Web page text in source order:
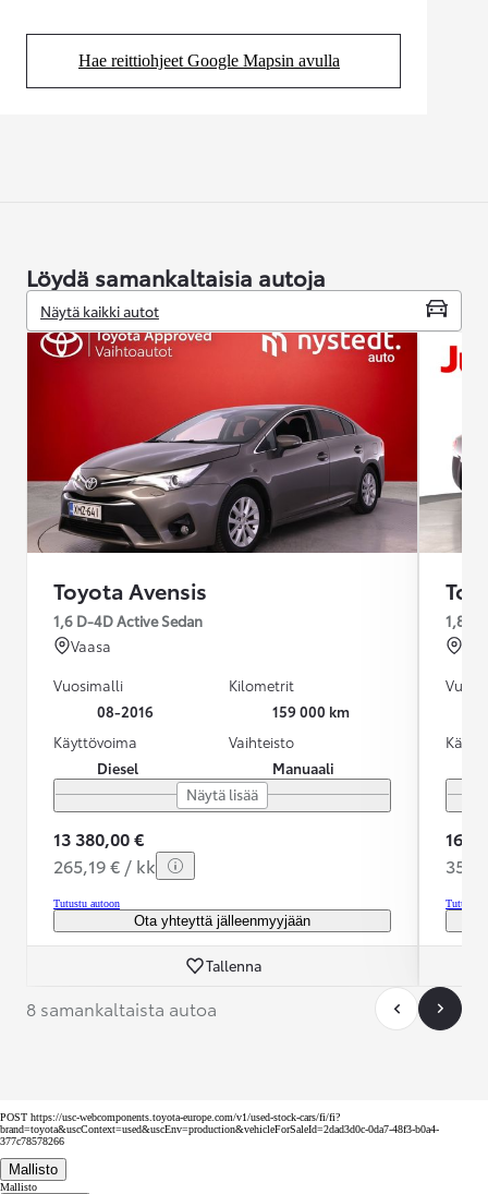
Hae reittiohjeet Google Mapsin avulla
(Aukeaa uudessa välilehdessä)
Löydä samankaltaisia autoja
Näytä kaikki autot
Toyota Avensis
1,6 D-4D Active Sedan
Vaasa
Vuosimalli
08-2016
Kilometrit
159 000 km
Käyttövoima
Diesel
Vaihteisto
Manuaali
Näytä lisää
13 380,00 €
265,19 € / kk
Tutustu autoon
Ota yhteyttä jälleenmyyjään
Tallenna
1,8
16
Tutustu
8 samankaltaista autoa
POST https://usc-webcomponents.toyota-europe.com/v1/used-stock-cars/fi/fi?
brand=toyota&uscContext=used&uscEnv=production&vehicleForSaleId=2dad3d0c-0da7-48f3-b0a4-
377c78578266
Mallisto
Mallisto